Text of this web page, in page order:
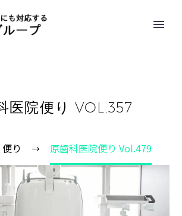
医院便り VOL.357
便り 原歯科医院便り Vol.479